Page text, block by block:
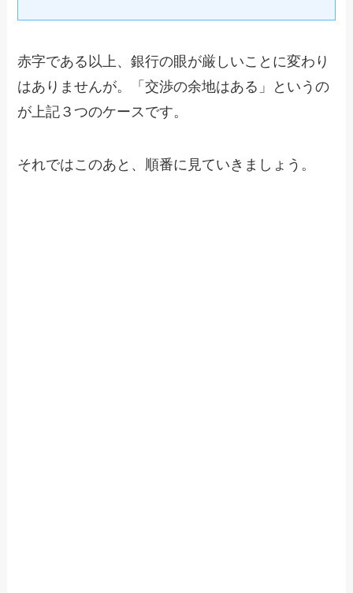
赤字である以上、銀行の眼が厳しいことに変わり
はありませんが。「交渉の余地はある」というの
が上記３つのケースです。
それではこのあと、順番に見ていきましょう。